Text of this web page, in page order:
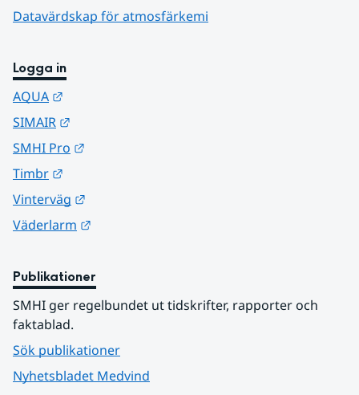
Datavärdskap för atmosfärkemi
Logga in
AQUA
SIMAIR
SMHI Pro
Timbr
Vinterväg
Väderlarm
Publikationer
SMHI ger regelbundet ut tidskrifter, rapporter och
faktablad.
Sök publikationer
Nyhetsbladet Medvind